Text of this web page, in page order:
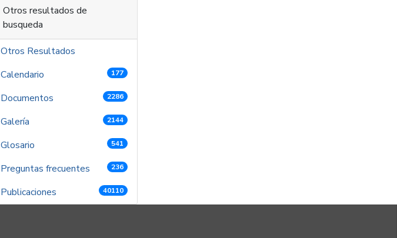
Otros resultados de
busqueda
Otros Resultados
Calendario
177
Documentos 2286
Galería 2144
Glosario 541
Preguntas frecuentes 236
Publicaciones 40110